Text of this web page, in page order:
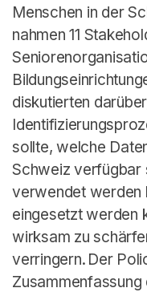
Menschen in der
nahmen 11
diskutierten
sollte, welche
Schweiz verfügbar
verwendet werden
eingesetzt werden
wirksam zu
verringern. Der